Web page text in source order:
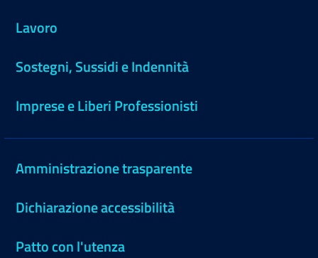
Lavoro
Sostegni, Sussidi e Indennità
Imprese e Liberi Professionisti
Amministrazione trasparente
Dichiarazione accessibilità
Patto con l'utenza